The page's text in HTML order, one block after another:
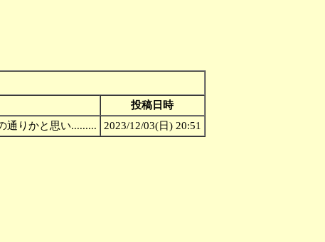
投稿日時
通りかと思い......... 2023/12/03(日) 20:51